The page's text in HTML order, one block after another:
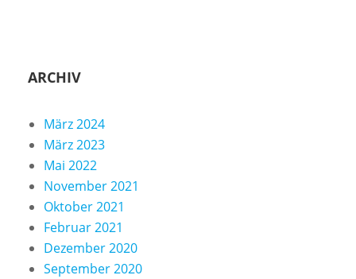
ARCHIV
März 2024
März 2023
Mai 2022
November 2021
Oktober 2021
Februar 2021
Dezember 2020
September 2020